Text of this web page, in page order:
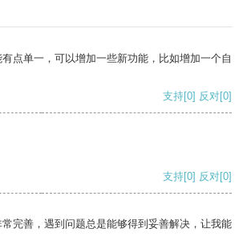
点单一，可以增加一些新功能，比如增加一个自
支持[0] 反对[0]
支持[0] 反对[0]
完善，遇到问题总是能够得到妥善解决，让我能